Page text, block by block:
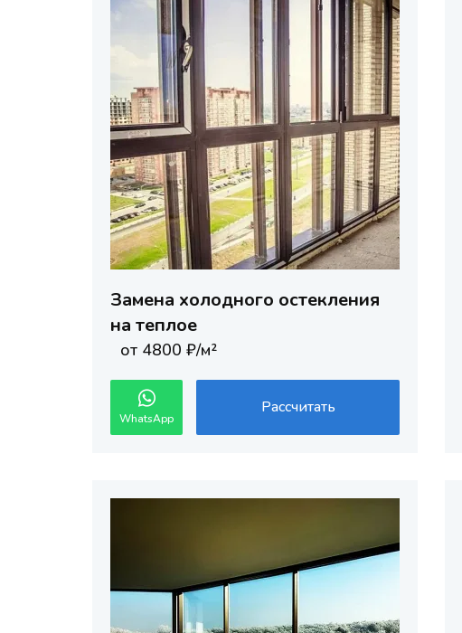
Замена холодного остекления
на теплое
от 4800 ₽/м²
WhatsApp
Рассчитать